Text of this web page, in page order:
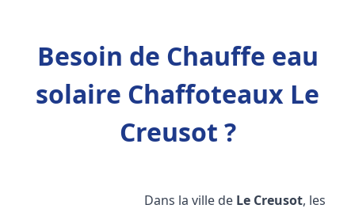
Besoin de Chauffe eau
solaire Chaffoteaux Le
Creusot ?
Dans la ville de Le Creusot, les